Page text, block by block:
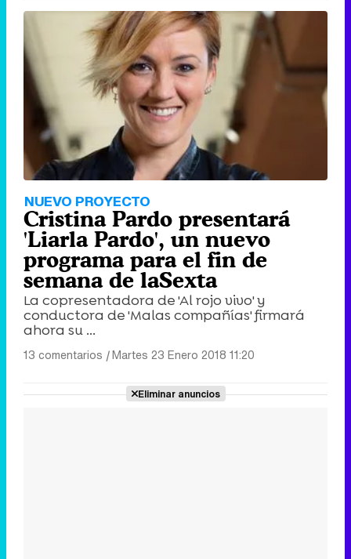
NUEVO PROYECTO
Cristina Pardo presentará
'Liarla Pardo', un nuevo
programa para el fin de
semana de laSexta
La copresentadora de 'Al rojo vivo' y
conductora de 'Malas compañías' firmará
ahora su ...
13 comentarios |Martes 23 Enero 2018 11:20
Eliminar anuncios